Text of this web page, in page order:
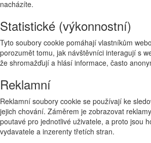
nacházíte.
Statistické (výkonnostní)
Tyto soubory cookie pomáhají vlastníkům
porozumět tomu, jak návštěvníci interagují s
že shromažďují a hlásí informace, často
Reklamní
Reklamní soubory cookie se používají ke
jejich chování. Záměrem je zobrazovat
poutavé pro jednotlivé uživatele, a proto jsou
vydavatele a inzerenty třetích stran.